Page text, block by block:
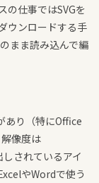
の仕事ではSVGを
ウンロードする手
まま読み込んで編
あり（特にOffice
像度は
されているアイ
やWordで使う